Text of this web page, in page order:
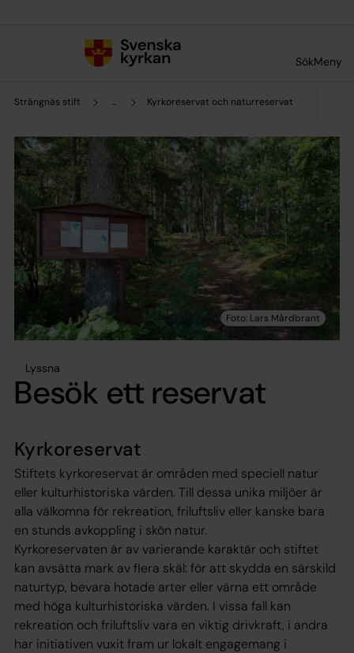
SökMeny
Strängnäs stift ... Kyrkoreservat och naturreservat
Lyssna
Besök ett reservat
Kyrkoreservat
Stiftets kyrkoreservat är områden med speciell natur
eller kulturhistoriska värden. Till dessa unika miljöer är
alla välkomna för rekreation, friluftsliv eller kanske bara
en stunds avkoppling i skön natur.
Kyrkoreservaten är av varierande karaktär och stiftet
kan avsätta mark av flera skäl: för att skydda en särskild
naturtyp, bevara hotade arter eller värna ett område
med höga kulturhistoriska värden. I vissa fall kan
rekreation och friluftsliv vara en viktig drivkraft, i andra
har initiativen vuxit fram ur lokalt engagemang i